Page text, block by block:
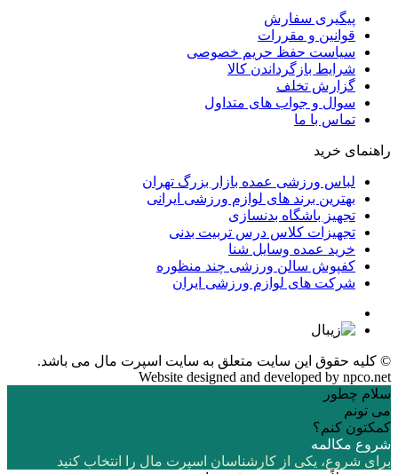
پیگیری سفارش
قوانین و مقررات
سیاست حفظ حریم خصوصی
شرایط بازگرداندن کالا
گزارش تخلف
سوال و جواب های متداول
تماس با ما
راهنمای خرید
لباس ورزشی عمده بازار بزرگ تهران
بهترین برند های لوازم ورزشی ایرانی
تجهیز باشگاه بدنسازی
تجهیزات کلاس درس تربیت بدنی
خرید عمده وسایل شنا
کفپوش سالن ورزشی چند منظوره
شرکت های لوازم ورزشی ایران
© کلیه حقوق این سایت متعلق به سایت اسپرت مال می باشد.
Website designed and developed by npco.net
سلام چطور
می تونم
کمکتون کنم؟
شروع مکالمه
برای شروع، یکی از کارشناسان اسپرت مال را انتخاب کنید